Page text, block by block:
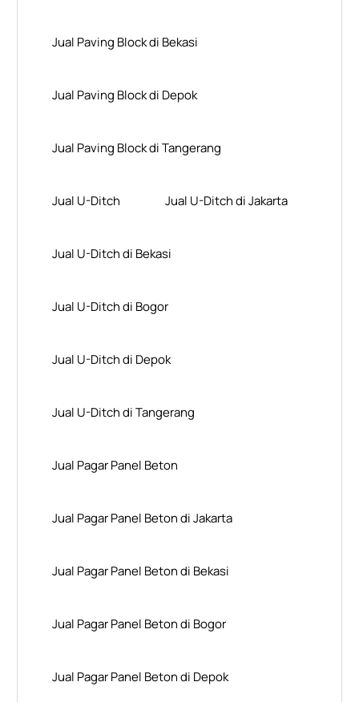
Jual Paving Block di Bekasi
Jual Paving Block di Depok
Jual Paving Block di Tangerang
Jual U-Ditch Jual U-Ditch di Jakarta
Jual U-Ditch di Bekasi
Jual U-Ditch di Bogor
Jual U-Ditch di Depok
Jual U-Ditch di Tangerang
Jual Pagar Panel Beton
Jual Pagar Panel Beton di Jakarta
Jual Pagar Panel Beton di Bekasi
Jual Pagar Panel Beton di Bogor
Jual Pagar Panel Beton di Depok